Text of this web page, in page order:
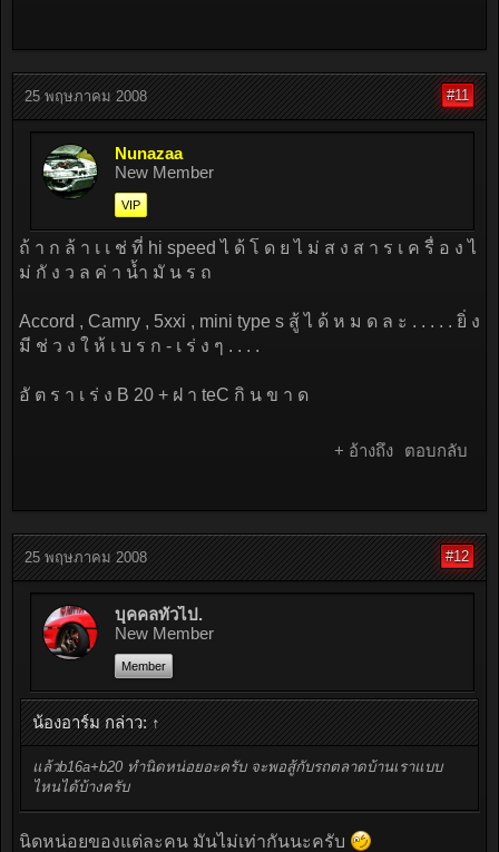
25 พฤษภาคม 2008 #11
Nunazaa
New Member
VIP
ถ้ า ก ล้ า เ เ ช่ ที่ hi speed ไ ด้ โ ด ย ไ ม่ ส ง ส า ร เ ค รื่ อ ง ไ
ม่ กั ง ว ล ค่ า น้ำ มั น ร ถ
Accord , Camry , 5xxi , mini type s สู้ ไ ด้ ห ม ด ล ะ . . . . . ยิ่ ง
มี ช่ ว ง ใ ห้ เ บ ร ก - เ ร่ ง ๆ . . . .
อั ต ร า เ ร่ ง B 20 + ฝ า teC กิ น ข า ด
+ อ้างถึง ตอบกลับ
25 พฤษภาคม 2008 #12
บุคคลทั่วไป.
New Member
Member
น้องอาร์ม กล่าว: ↑
แล้วb16a+b20 ทำนิดหน่อยอะครับ จะพอสู้กับรถตลาดบ้านเราแบบ
ไหนได้บ้างครับ
นิดหน่อยของแต่ละคน มันไม่เท่ากันนะครับ